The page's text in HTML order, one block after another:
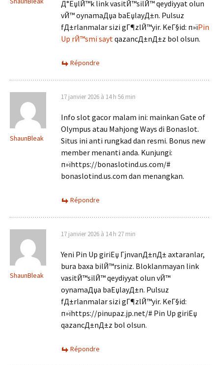
Д°ЕџlЙ™k link vasitЙ™silЙ™ qeydiyyat olun
vЙ™ oynamaДџa baЕџlayД±n. Pulsuz
fД±rlanmalar sizi gГ¶zlЙ™yir. KeГ§id: п»їPin
Up rЙ™smi saytqazancД±nД±z bol olsun.
Répondre
ShaunBleak
17 janvier 2026 à 14 h 56 min
Info slot gacor malam ini: mainkan Gate of
Olympus atau Mahjong Ways di Bonaslot.
Situs ini anti rungkad dan resmi. Bonus new
member menanti anda. Kunjungi:
п»їhttps://bonaslotind.us.com/#
bonaslotind.us.com dan menangkan.
Répondre
ShaunBleak
17 janvier 2026 à 14 h 27 min
Yeni Pin Up giriЕџ ГјnvanД±nД± axtaranlar,
bura baxa bilЙ™rsiniz. Bloklanmayan link
vasitЙ™silЙ™ qeydiyyat olun vЙ™
oynamaДџa baЕџlayД±n. Pulsuz
fД±rlanmalar sizi gГ¶zlЙ™yir. KeГ§id:
п»їhttps://pinupaz.jp.net/# Pin Up giriЕџ
qazancД±nД±z bol olsun.
Répondre